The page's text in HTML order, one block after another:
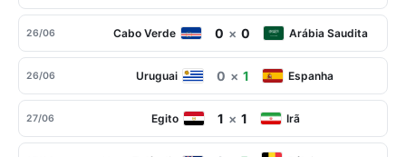
26/06 Cabo Verde 0 × 0 Arábia Saudita
26/06 Uruguai 0 × 1 Espanha
27/06 Egito 1 × 1 Irã